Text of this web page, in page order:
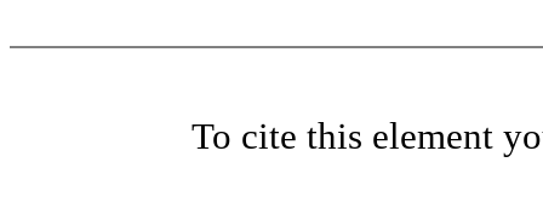
To cite this element